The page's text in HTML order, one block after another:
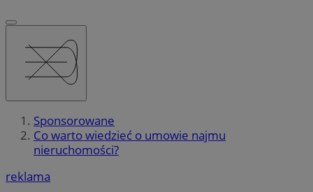
Sponsorowane
Co warto wiedzieć o umowie najmu
nieruchomości?
reklama